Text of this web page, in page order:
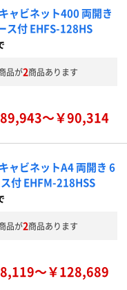
ャビネット400 両開き
ス付 EHFS-128HS
品が2商品あります
～￥90,314
ャビネットA4 両開き 6
付 EHFM-218HSS
品が2商品あります
～￥128,689